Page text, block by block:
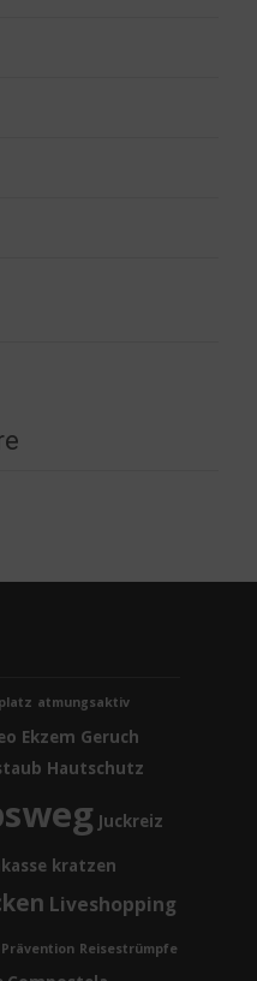
atmungsaktiv
Ekzem Geruch
Hautschutz
Juckreiz
kratzen
Liveshopping
Prävention Reisestrümpfe